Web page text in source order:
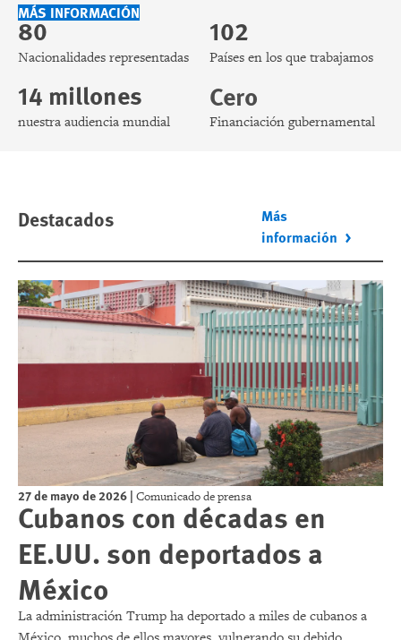
MÁS INFORMACIÓN
80
Nacionalidades representadas
102
Países en los que trabajamos
14 millones
nuestra audiencia mundial
Cero
Financiación gubernamental
Destacados
Más
información
27 de mayo de 2026 | Comunicado de prensa
Cubanos con décadas en
EE.UU. son deportados a
México
La administración Trump ha deportado a miles de cubanos a